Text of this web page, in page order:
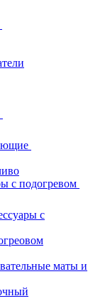
с подогревом
с
маты и